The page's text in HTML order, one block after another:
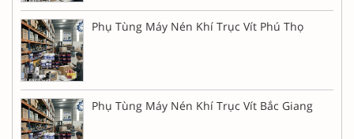
Phụ Tùng Máy Nén Khí Trục Vít Phú Thọ
Phụ Tùng Máy Nén Khí Trục Vít Bắc Giang